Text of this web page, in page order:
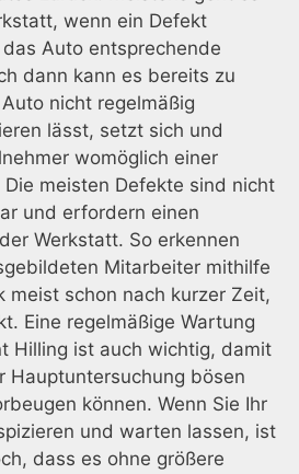
wenn ein Defekt
Auto entsprechende
dann kann es bereits zu
nicht regelmäßig
lässt, setzt sich und
womöglich einer
meisten Defekte sind nicht
und erfordern einen
Werkstatt. So erkennen
Mitarbeiter mithilfe
meist schon nach kurzer Zeit,
Eine regelmäßige Wartung
Hilling ist auch wichtig, damit
Hauptuntersuchung bösen
können. Wenn Sie Ihr
und warten lassen, ist
dass es ohne größere